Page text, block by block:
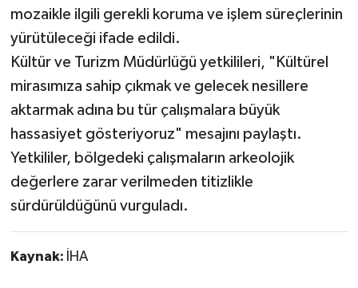
mozaikle ilgili gerekli koruma ve işlem süreçlerinin
yürütüleceği ifade edildi.
Kültür ve Turizm Müdürlüğü yetkilileri, "Kültürel
mirasımıza sahip çıkmak ve gelecek nesillere
aktarmak adına bu tür çalışmalara büyük
hassasiyet gösteriyoruz" mesajını paylaştı.
Yetkililer, bölgedeki çalışmaların arkeolojik
değerlere zarar verilmeden titizlikle
sürdürüldüğünü vurguladı.
Kaynak: İHA